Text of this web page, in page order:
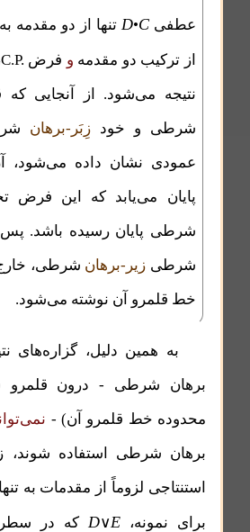
عطفی D•C تنها از دو مقدمه
از ترکیب دو مقدمه و فرض C.P.
نتیجه می‌شود. از آنجایی
شرطی و خودزِبَر-برهان
عمودی نشان داده می‌شود،
پایان می‌یابد که این فرض
شرطی پایان رسیده باشد. پس
شرطی زیر-برهان شرطی،
خط قلمرو آن نوشته می‌شود.
به همین دلیل، گزاره‌های
برهان شرطی - درون قلمرو
محدوده خط قلمرو آن) -
برهان شرطی استفاده شوند،
استنتاجی لزوماً از مقدمات به
برای نمونه، D∨E که در سطر ۸ به‌دست